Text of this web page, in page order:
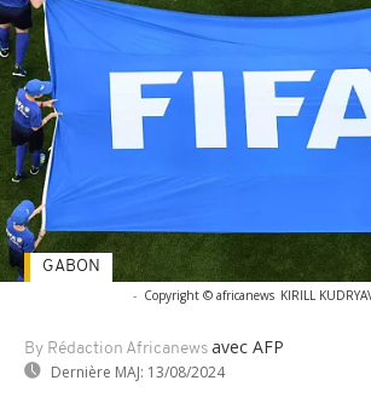
- Copyright © africanews KIRILL
By Rédaction Africanews avec AFP
Dernière MAJ: 13/08/2024
GABON